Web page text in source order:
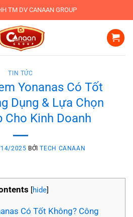
TM DV CANAAN GROUP
TIN TỨC
Yonanas Có Tốt
Dụng & Lựa Chọn
Cho Kinh Doanh
2025 BỞITECH CANAAN
[hide]
Có Tốt Không? Công